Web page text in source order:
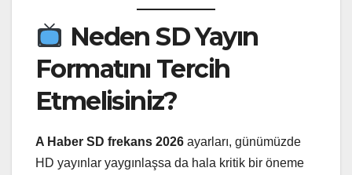
Neden SD Yayın
Formatını Tercih
Etmelisiniz?
A Haber SD frekans 2026 ayarları, günümüzde
HD yayınlar yaygınlaşsa da hala kritik bir öneme